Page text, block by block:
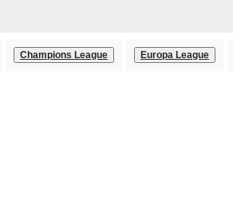
Champions League Europa League